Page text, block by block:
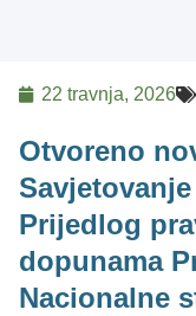
22 travnja, 2026
Otvoreno
Prijedlog
dopunama
Nacionalne